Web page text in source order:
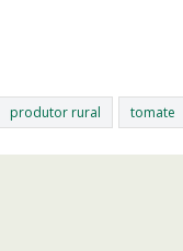
produtor rural tomate